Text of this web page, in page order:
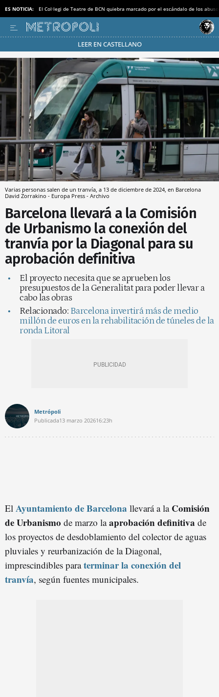
ES NOTICIA: El Col·legi de Teatre de BCN quiebra marcado por el escándalo de los
LEER EN CASTELLANO
Pásate al MODO AHORRO
Varias personas salen de un tranvía, a 13 de diciembre de 2024, en Barcelona
David Zorrakino - Europa Press - Archivo
Barcelona llevará a la Comisión
de Urbanismo la conexión del
tranvía por la Diagonal para su
aprobación definitiva
El proyecto necesita que se aprueben los
presupuestos de la Generalitat para poder llevar a
cabo las obras
Relacionado: Barcelona invertirá más de medio
millón de euros en la rehabilitación de túneles de la
ronda Litoral
Metrópoli
Publicada13 marzo 202616:23h
El Ayuntamiento de Barcelona llevará a la Comisión
de Urbanismo de marzo laaprobación definitiva de
los proyectos de desdoblamiento del colector de aguas
pluviales y reurbanización de la Diagonal,
imprescindibles paraterminar la conexión del
tranvía, según fuentes municipales.